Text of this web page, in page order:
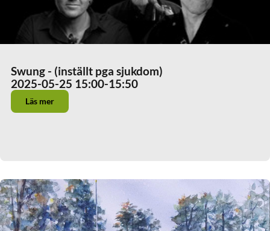
Swung - (inställt pga sjukdom)
2025-05-25 15:00-15:50
Läs mer